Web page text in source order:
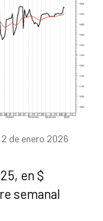
de enero 2026
en $
semanal